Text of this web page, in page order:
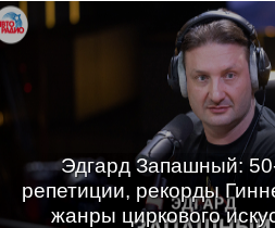
Эдгард Запашный:
репетиции, рекорды
жанры циркового